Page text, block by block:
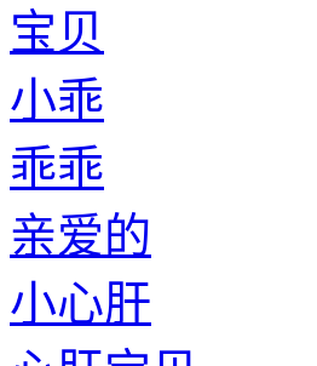
宝贝
小乖
乖乖
亲爱的
小心肝